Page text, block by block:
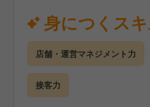
□S店長
店長業務に加え、大型店
ビス・クリンリネス）
ど通常の店舗とは異な
▲
■店長（入社1年半～）
身につくス
店舗・運営マネジメント力
接客力